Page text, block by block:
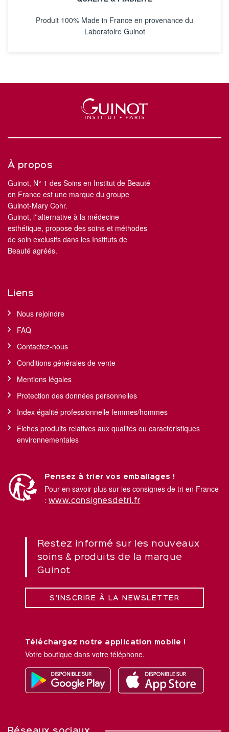
Produit 100% Made in France en provenance du
Laboratoire Guinot
À propos
Guinot, N° 1 des Soins en Institut de Beauté
en France est une marque du groupe
Guinot-Mary Cohr.
Guinot, l''alternative à la médecine
esthétique, propose des soins et méthodes
de soin exclusifs dans les Instituts de
Beauté agréés.
Liens
Nous rejoindre
FAQ
Contactez-nous
Conditions générales de vente
Mentions légales
Protection des données personnelles
Index égalité professionnelle femmes/hommes
Fiches produits relatives aux qualités ou caractéristiques
environnementales
Pensez à trier vos emballages !
Pour en savoir plus sur les consignes de tri en France
: www.consignesdetri.fr
Restez informé sur les nouveaux
soins & produits de la marque
Guinot
S’INSCRIRE À LA NEWSLETTER
Téléchargez notre application mobile !
Votre boutique dans votre téléphone.